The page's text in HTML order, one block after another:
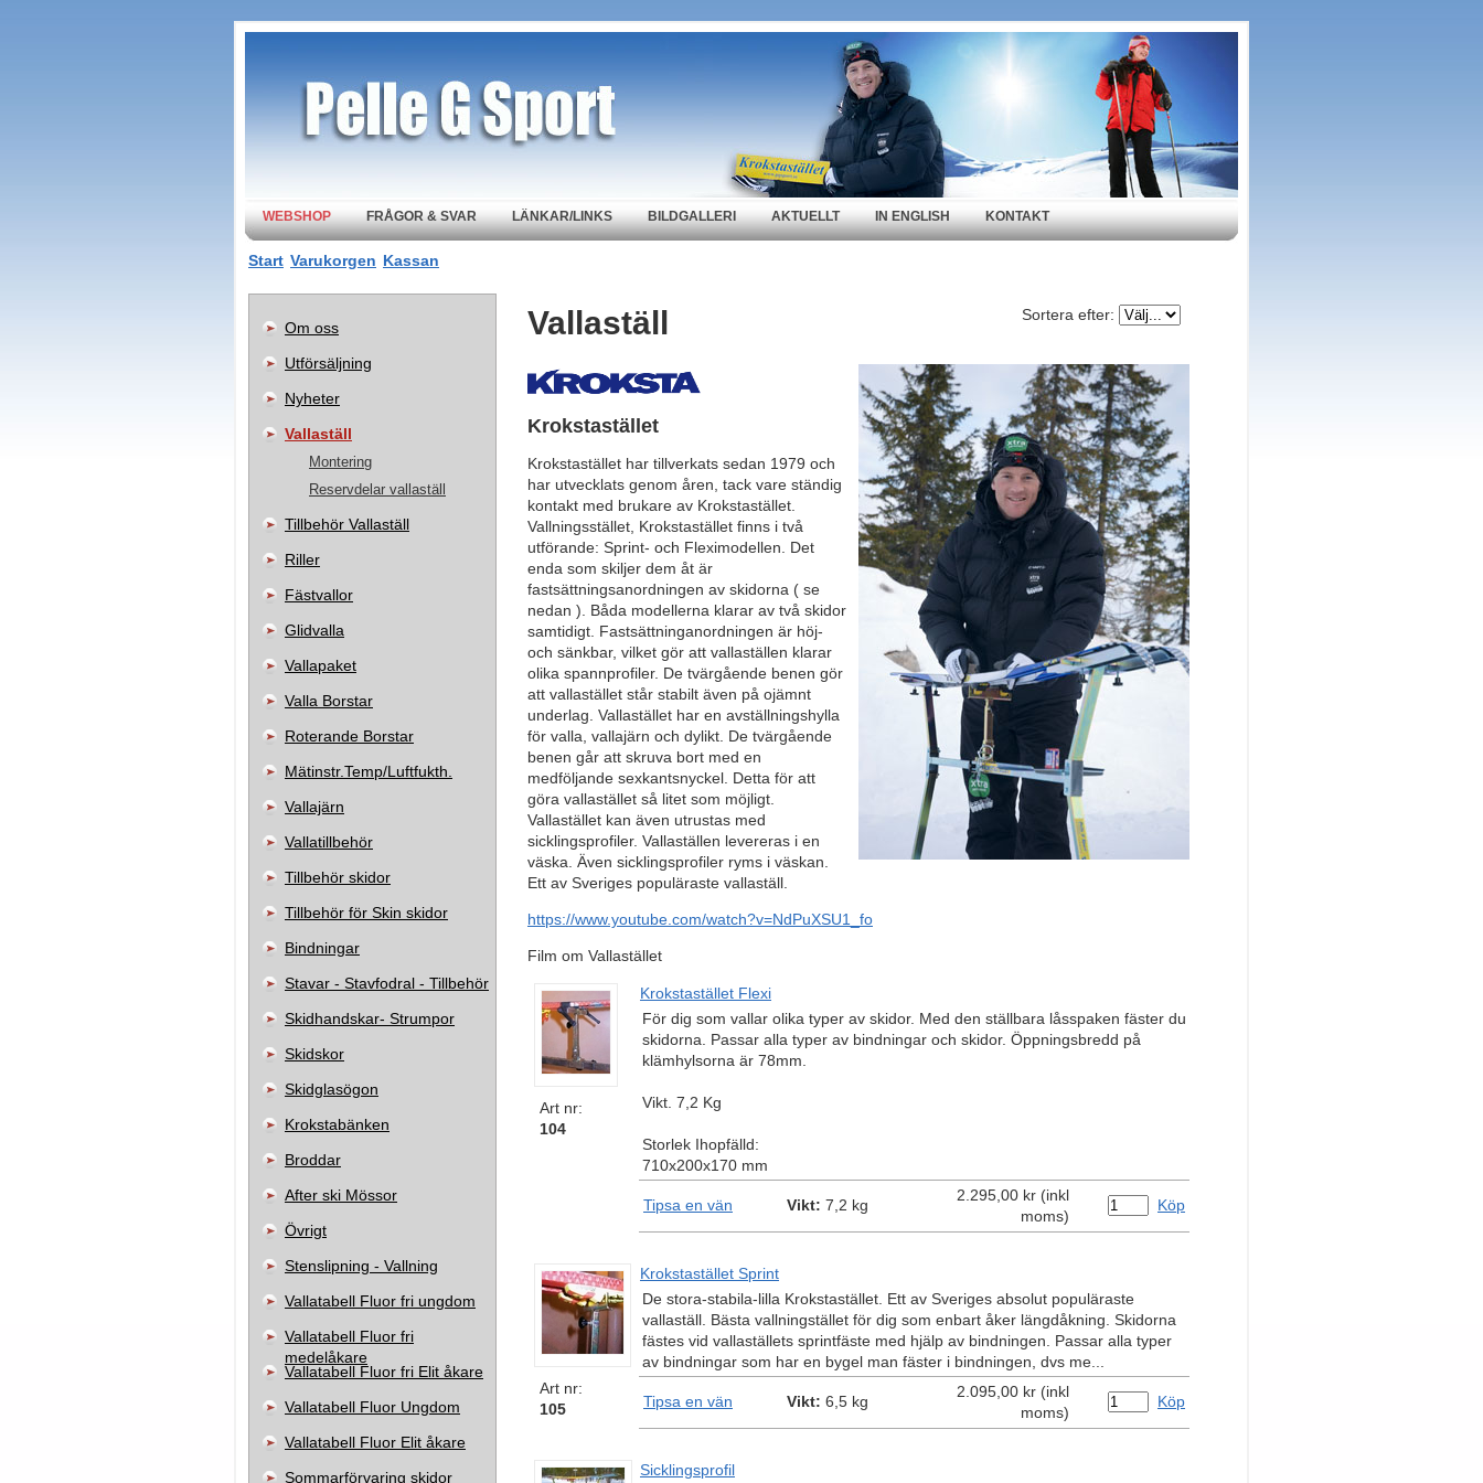
WEBSHOP FRÅGOR & SVAR LÄNKAR/LINKS BILDGALLERI AKTUELLT IN ENGLISH KONTAKT
Start Varukorgen Kassan
Om oss
Utförsäljning
Nyheter
Vallaställ
Montering
Reservdelar vallaställ
Tillbehör Vallaställ
Riller
Fästvallor
Glidvalla
Vallapaket
Valla Borstar
Roterande Borstar
Mätinstr.Temp/Luftfukth.
Vallajärn
Vallatillbehör
Tillbehör skidor
Tillbehör för Skin skidor
Bindningar
Stavar - Stavfodral - Tillbehör
Skidhandskar- Strumpor
Skidskor
Skidglasögon
Krokstabänken
Broddar
After ski Mössor
Övrigt
Stenslipning - Vallning
Vallatabell Fluor fri ungdom
Vallatabell Fluor fri
medelåkare
Vallatabell Fluor fri Elit åkare
Vallatabell Fluor Ungdom
Vallatabell Fluor Elit åkare
Sommarförvaring skidor
Sortera efter:
Vallaställ
Krokstastället
Krokstastället har tillverkats sedan 1979 och
har utvecklats genom åren, tack vare ständig
kontakt med brukare av Krokstastället.
Vallningsstället, Krokstastället finns i två
utförande: Sprint- och Fleximodellen. Det
enda som skiljer dem åt är
fastsättningsanordningen av skidorna ( se
nedan ). Båda modellerna klarar av två skidor
samtidigt. Fastsättninganordningen är höj-
och sänkbar, vilket gör att vallaställen klarar
olika spannprofiler. De tvärgående benen gör
att vallastället står stabilt även på ojämnt
underlag. Vallastället har en avställningshylla
för valla, vallajärn och dylikt. De tvärgående
benen går att skruva bort med en
medföljande sexkantsnyckel. Detta för att
göra vallastället så litet som möjligt.
Vallastället kan även utrustas med
sicklingsprofiler. Vallaställen levereras i en
väska. Även sicklingsprofiler ryms i väskan.
Ett av Sveriges populäraste vallaställ.
https://www.youtube.com/watch?v=NdPuXSU1_fo
Film om Vallastället
Art nr:
104
Krokstastället Flexi
För dig som vallar olika typer av skidor. Med den ställbara låsspaken fäster du
skidorna. Passar alla typer av bindningar och skidor. Öppningsbredd på
klämhylsorna är 78mm.
Vikt. 7,2 Kg
Storlek Ihopfälld:
710x200x170 mm
Tipsa en vän Vikt: 7,2 kg
2.295,00 kr (inkl
moms)
Köp
Art nr:
105
Krokstastället Sprint
De stora-stabila-lilla Krokstastället. Ett av Sveriges absolut populäraste
vallaställ. Bästa vallningstället för dig som enbart åker längdåkning. Skidorna
fästes vid vallaställets sprintfäste med hjälp av bindningen. Passar alla typer
av bindningar som har en bygel man fäster i bindningen, dvs me...
Tipsa en vän Vikt: 6,5 kg
2.095,00 kr (inkl
moms)
Köp
Sicklingsprofil